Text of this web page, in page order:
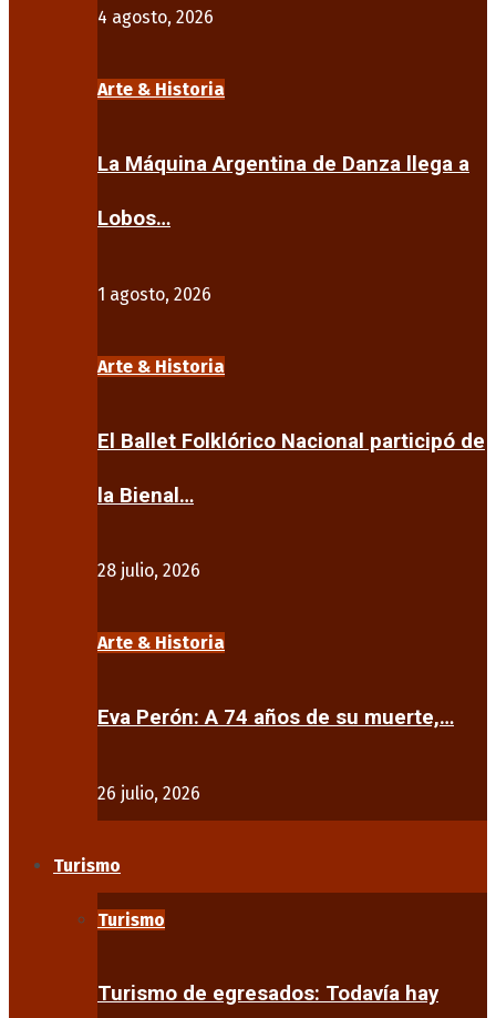
4 agosto, 2026
Arte & Historia
La Máquina Argentina de Danza llega a
Lobos…
1 agosto, 2026
Arte & Historia
El Ballet Folklórico Nacional participó de
la Bienal…
28 julio, 2026
Arte & Historia
Eva Perón: A 74 años de su muerte,…
26 julio, 2026
Turismo
Turismo
Turismo de egresados: Todavía hay